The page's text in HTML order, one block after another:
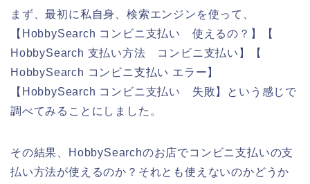
まず、最初に私自身、検索エンジンを使って、
【HobbySearch コンビニ支払い 使えるの？】【
HobbySearch 支払い方法 コンビニ支払い】【
HobbySearch コンビニ支払い エラー】
【HobbySearch コンビニ支払い 失敗】という感じで
調べてみることにしました。
その結果、HobbySearchのお店でコンビニ支払いの支
払い方法が使えるのか？それとも使えないのかどうか